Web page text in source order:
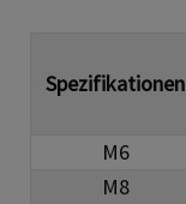
Spezifikationen
M6
M8